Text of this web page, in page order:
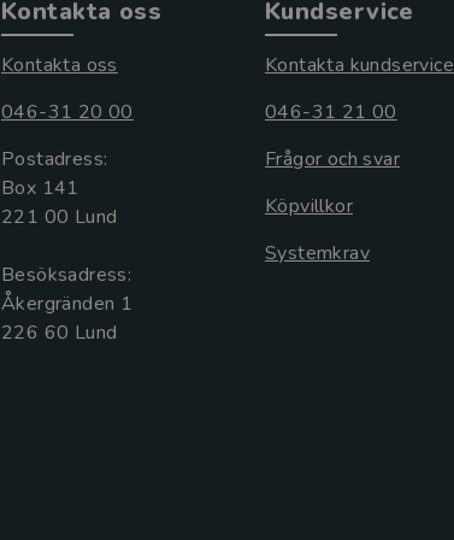
Kontakta oss
Kontakta oss
046-31 20 00
Postadress:
Box 141
221 00 Lund
Besöksadress:
Åkergränden 1
Kundservice
Kontakta kundservice
046-31 21 00
Frågor och svar
Köpvillkor
Systemkrav